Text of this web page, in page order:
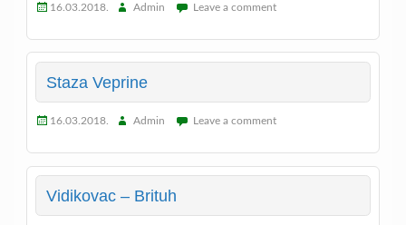
16.03.2018. Admin Leave a comment
Staza Veprine
16.03.2018. Admin Leave a comment
Vidikovac – Brituh